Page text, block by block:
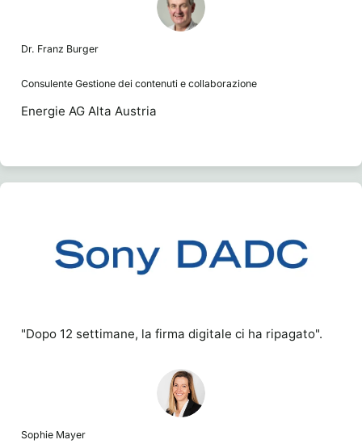
Dr. Franz Burger
Consulente Gestione dei contenuti e collaborazione
Energie AG Alta Austria
"Dopo 12 settimane, la firma digitale ci ha ripagato".
Sophie Mayer